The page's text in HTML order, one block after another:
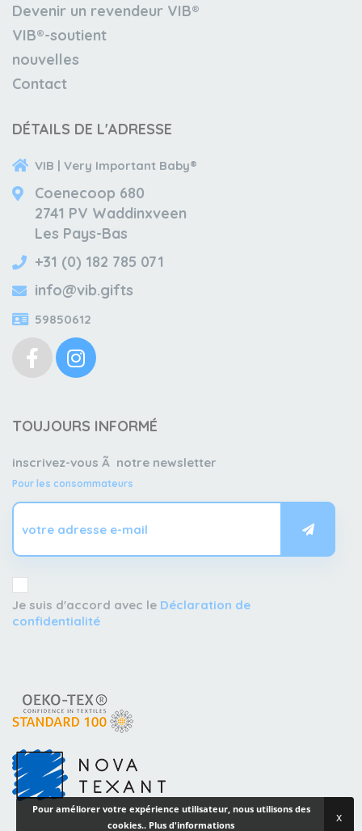
Pour améliorer votre expérience utilisateur, nous utilisons des
cookies.. Plus d'informations
x
Devenir un revendeur VIB®
VIB®-soutient
nouvelles
Contact
DÉTAILS DE L'ADRESSE
VIB | Very Important Baby®
Coenecoop 680
2741 PV Waddinxveen
Les Pays-Bas
+31 (0) 182 785 071
info@vib.gifts
59850612
TOUJOURS INFORMÉ
inscrivez-vous Ã notre newsletter
Pour les consommateurs
Je suis d'accord avec le Déclaration de
confidentialité